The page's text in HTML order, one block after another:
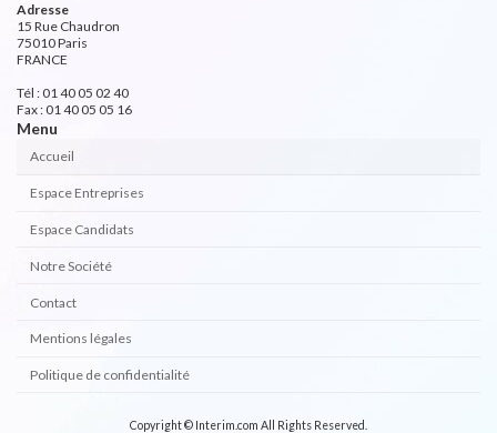
Adresse
15 Rue Chaudron
75010 Paris
FRANCE
Tél : 01 40 05 02 40
Fax : 01 40 05 05 16
Menu
Accueil
Espace Entreprises
Espace Candidats
Notre Société
Contact
Mentions légales
Politique de confidentialité
Copyright © Interim.com All Rights Reserved.